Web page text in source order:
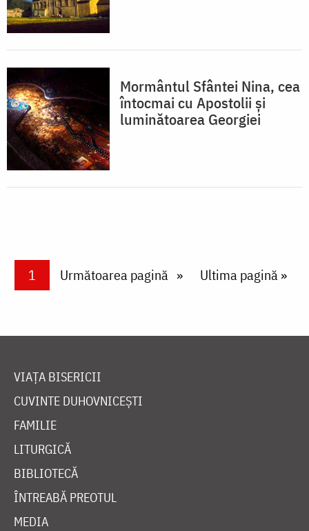
Mormântul Sfântei Nina, cea
întocmai cu Apostolii şi
luminătoarea Georgiei
PaginareCurrent page
1 Next page
Următoarea pagină Last page
Ultima pagină »
VIAȚA BISERICII
CUVINTE DUHOVNICEȘTI
FAMILIE
LITURGICĂ
BIBLIOTECĂ
ÎNTREABĂ PREOTUL
MEDIA